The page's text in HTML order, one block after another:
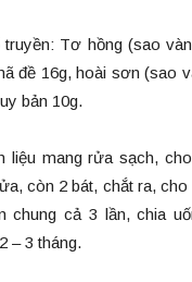
Tơ hồng (sao
đề 16g, hoài sơn (sao
bản 10g.
liệu mang rửa sạch,
còn 2 bát, chắt ra,
chung cả 3 lần, chia
– 3 tháng.